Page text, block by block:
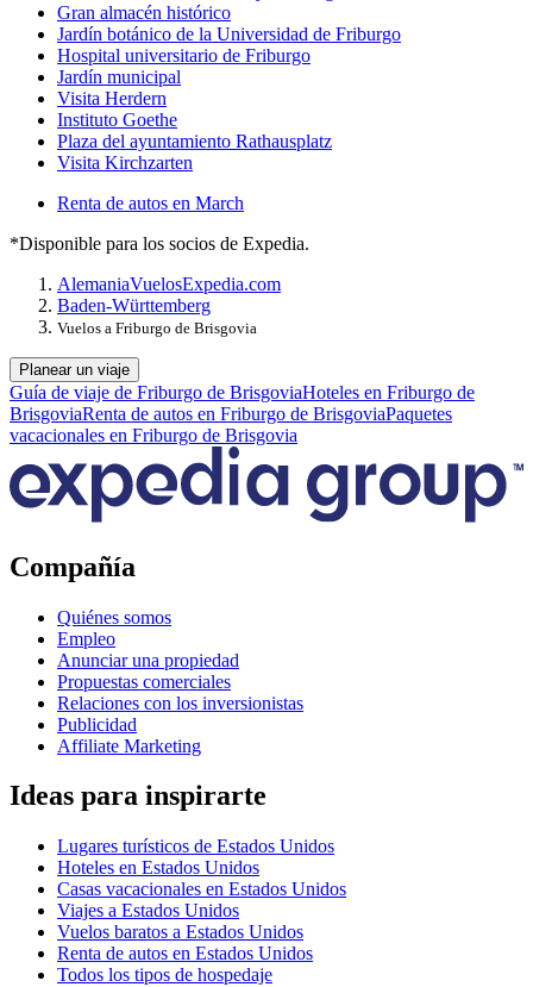
Gran almacén histórico
Jardín botánico de la Universidad de Friburgo
Hospital universitario de Friburgo
Jardín municipal
Visita Herdern
Instituto Goethe
Plaza del ayuntamiento Rathausplatz
Visita Kirchzarten
Renta de autos en March
*Disponible para los socios de Expedia.
AlemaniaVuelosExpedia.com
Baden-Württemberg
Vuelos a Friburgo de Brisgovia
Planear un viaje
Guía de viaje de Friburgo de BrisgoviaHoteles en Friburgo de
BrisgoviaRenta de autos en Friburgo de BrisgoviaPaquetes
vacacionales en Friburgo de Brisgovia
Compañía
Quiénes somos
Empleo
Anunciar una propiedad
Propuestas comerciales
Relaciones con los inversionistas
Publicidad
Affiliate Marketing
Ideas para inspirarte
Lugares turísticos de Estados Unidos
Hoteles en Estados Unidos
Casas vacacionales en Estados Unidos
Viajes a Estados Unidos
Vuelos baratos a Estados Unidos
Renta de autos en Estados Unidos
Todos los tipos de hospedaje